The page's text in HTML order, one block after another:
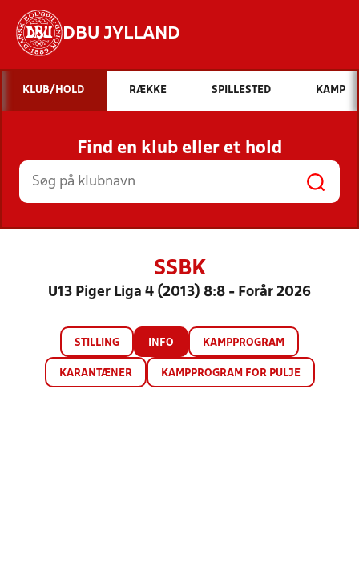
DBU JYLLAND
Hvad vil du søge efter?
INDHOLD OG NYHEDER
STILLINGER, RESULTATER, KLUBBER OG
HOLD
KLUB/HOLD RÆKKE SPILLESTED KAMP
Find en klub eller et hold
SSBK
U13 Piger Liga 4 (2013) 8:8 - Forår 2026
STILLING INFO KAMPPROGRAM
KARANTÆNER KAMPPROGRAM FOR PULJE